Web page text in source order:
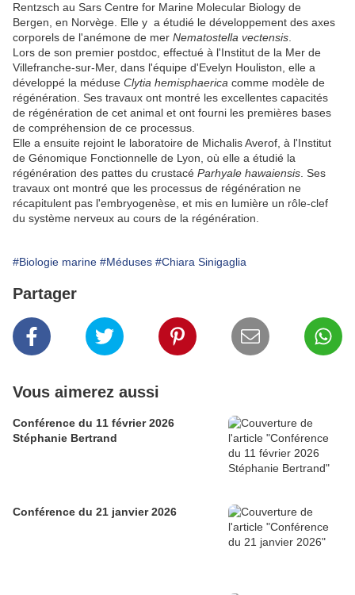
Rentzsch au Sars Centre for Marine Molecular Biology de
Bergen, en Norvège. Elle y a étudié le développement des axes
corporels de l'anémone de mer Nematostella vectensis
Lors de son premier postdoc, effectué à l'Institut de la Mer de
Villefranche-sur-Mer, dans l'équipe d'Evelyn Houliston, elle a
développé la méduse Clytia hemisphaerica comme modèle de
régénération. Ses travaux ont montré les excellentes capacités
de régénération de cet animal et ont fourni les premières bases
de compréhension de ce processus.
Elle a ensuite rejoint le laboratoire de Michalis Averof, à l'Institut
de Génomique Fonctionnelle de Lyon, où elle a étudié la
régénération des pattes du crustacé Parhyale hawaiensis . Ses
travaux ont montré que les processus de régénération ne
récapitulent pas l'embryogenèse, et mis en lumière un rôle-clef
du système nerveux au cours de la régénération.
#Biologie marine #Méduses #Chiara Sinigaglia
Partager
Vous aimerez aussi
Conférence du 11 février 2026
Stéphanie Bertrand
Conférence du 21 janvier 2026